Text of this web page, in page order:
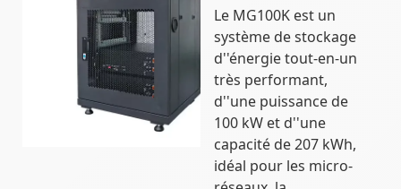
Le MG100K est un
système de stockage
d''énergie tout-en-un
très performant,
d''une puissance de
100 kW et d''une
capacité de 207 kWh,
idéal pour les micro-